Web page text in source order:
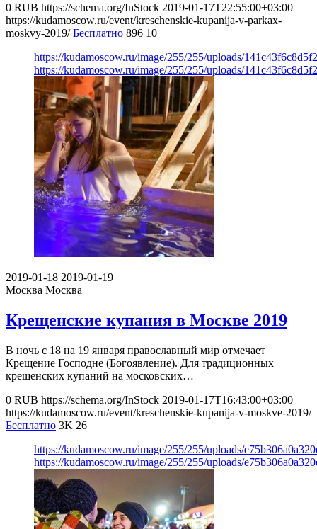
0 RUB https://schema.org/InStock 2019-01-17T22:55:00+03:00
https://kudamoscow.ru/event/kreschenskie-kupanija-v-parkax-
moskvy-2019/ Бесплатно 896 10
https://kudamoscow.ru/image/255/255/uploads/
https://kudamoscow.ru/image/255/255/uploads/
2019-01-18 2019-01-19
Москва Москва
Крещенские купания в Москве 2019
В ночь с 18 на 19 января православный мир отмечает
Крещение Господне (Богоявление). Для традиционных
крещенских купаний на московских…
0 RUB https://schema.org/InStock 2019-01-17T16:43:00+03:00
https://kudamoscow.ru/event/kreschenskie-kupanija-v-moskve-2019/
Бесплатно 3K 26
https://kudamoscow.ru/image/255/255/uploads/
https://kudamoscow.ru/image/255/255/uploads/